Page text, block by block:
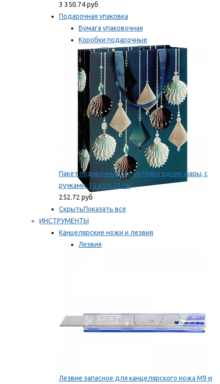
3 350.74 руб
Подарочная упаковка
Бумага упаковочная
Коробки подарочные
Ленты, бобины
Мы рекомендуем
Пакет подарочный Stewo Новогодние шары, с
ручками, 15 х 8 х 23 см
252.72 руб
СкрытьПоказать все
ИНСТРУМЕНТЫ
Канцелярские ножи и лезвия
Лезвия
Лезвие запасное для канцелярского ножа M9 и